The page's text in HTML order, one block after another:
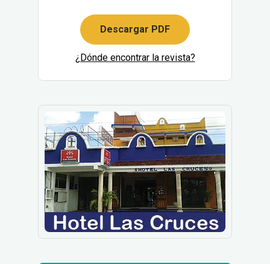
Descargar PDF
¿Dónde encontrar la revista?